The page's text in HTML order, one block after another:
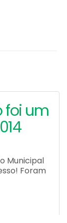
foi um
Municipal
Foram